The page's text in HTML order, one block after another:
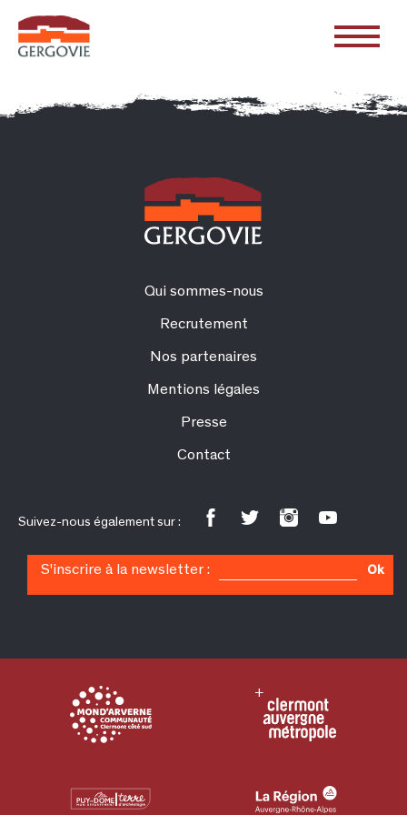
Qui sommes-nous
Recrutement
Nos partenaires
Mentions légales
Presse
Contact
Suivez-nous également sur :
S'inscrire à la newsletter : Ok